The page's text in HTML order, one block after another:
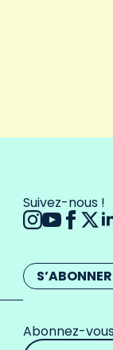
Suivez-nous !
Abonnez-
Adresse